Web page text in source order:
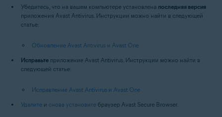
Убедитесь, что на вашем компьютере установлена последняя версия
приложения Avast Antivirus. Инструкции можно найти в следующей
статье:
Обновление Avast Antivirus и Avast One
Исправьте приложение Avast Antivirus. Инструкции можно найти в
следующей статье:
Исправление Avast Antivirus и Avast One
Удалите и снова установите браузер Avast Secure Browser.